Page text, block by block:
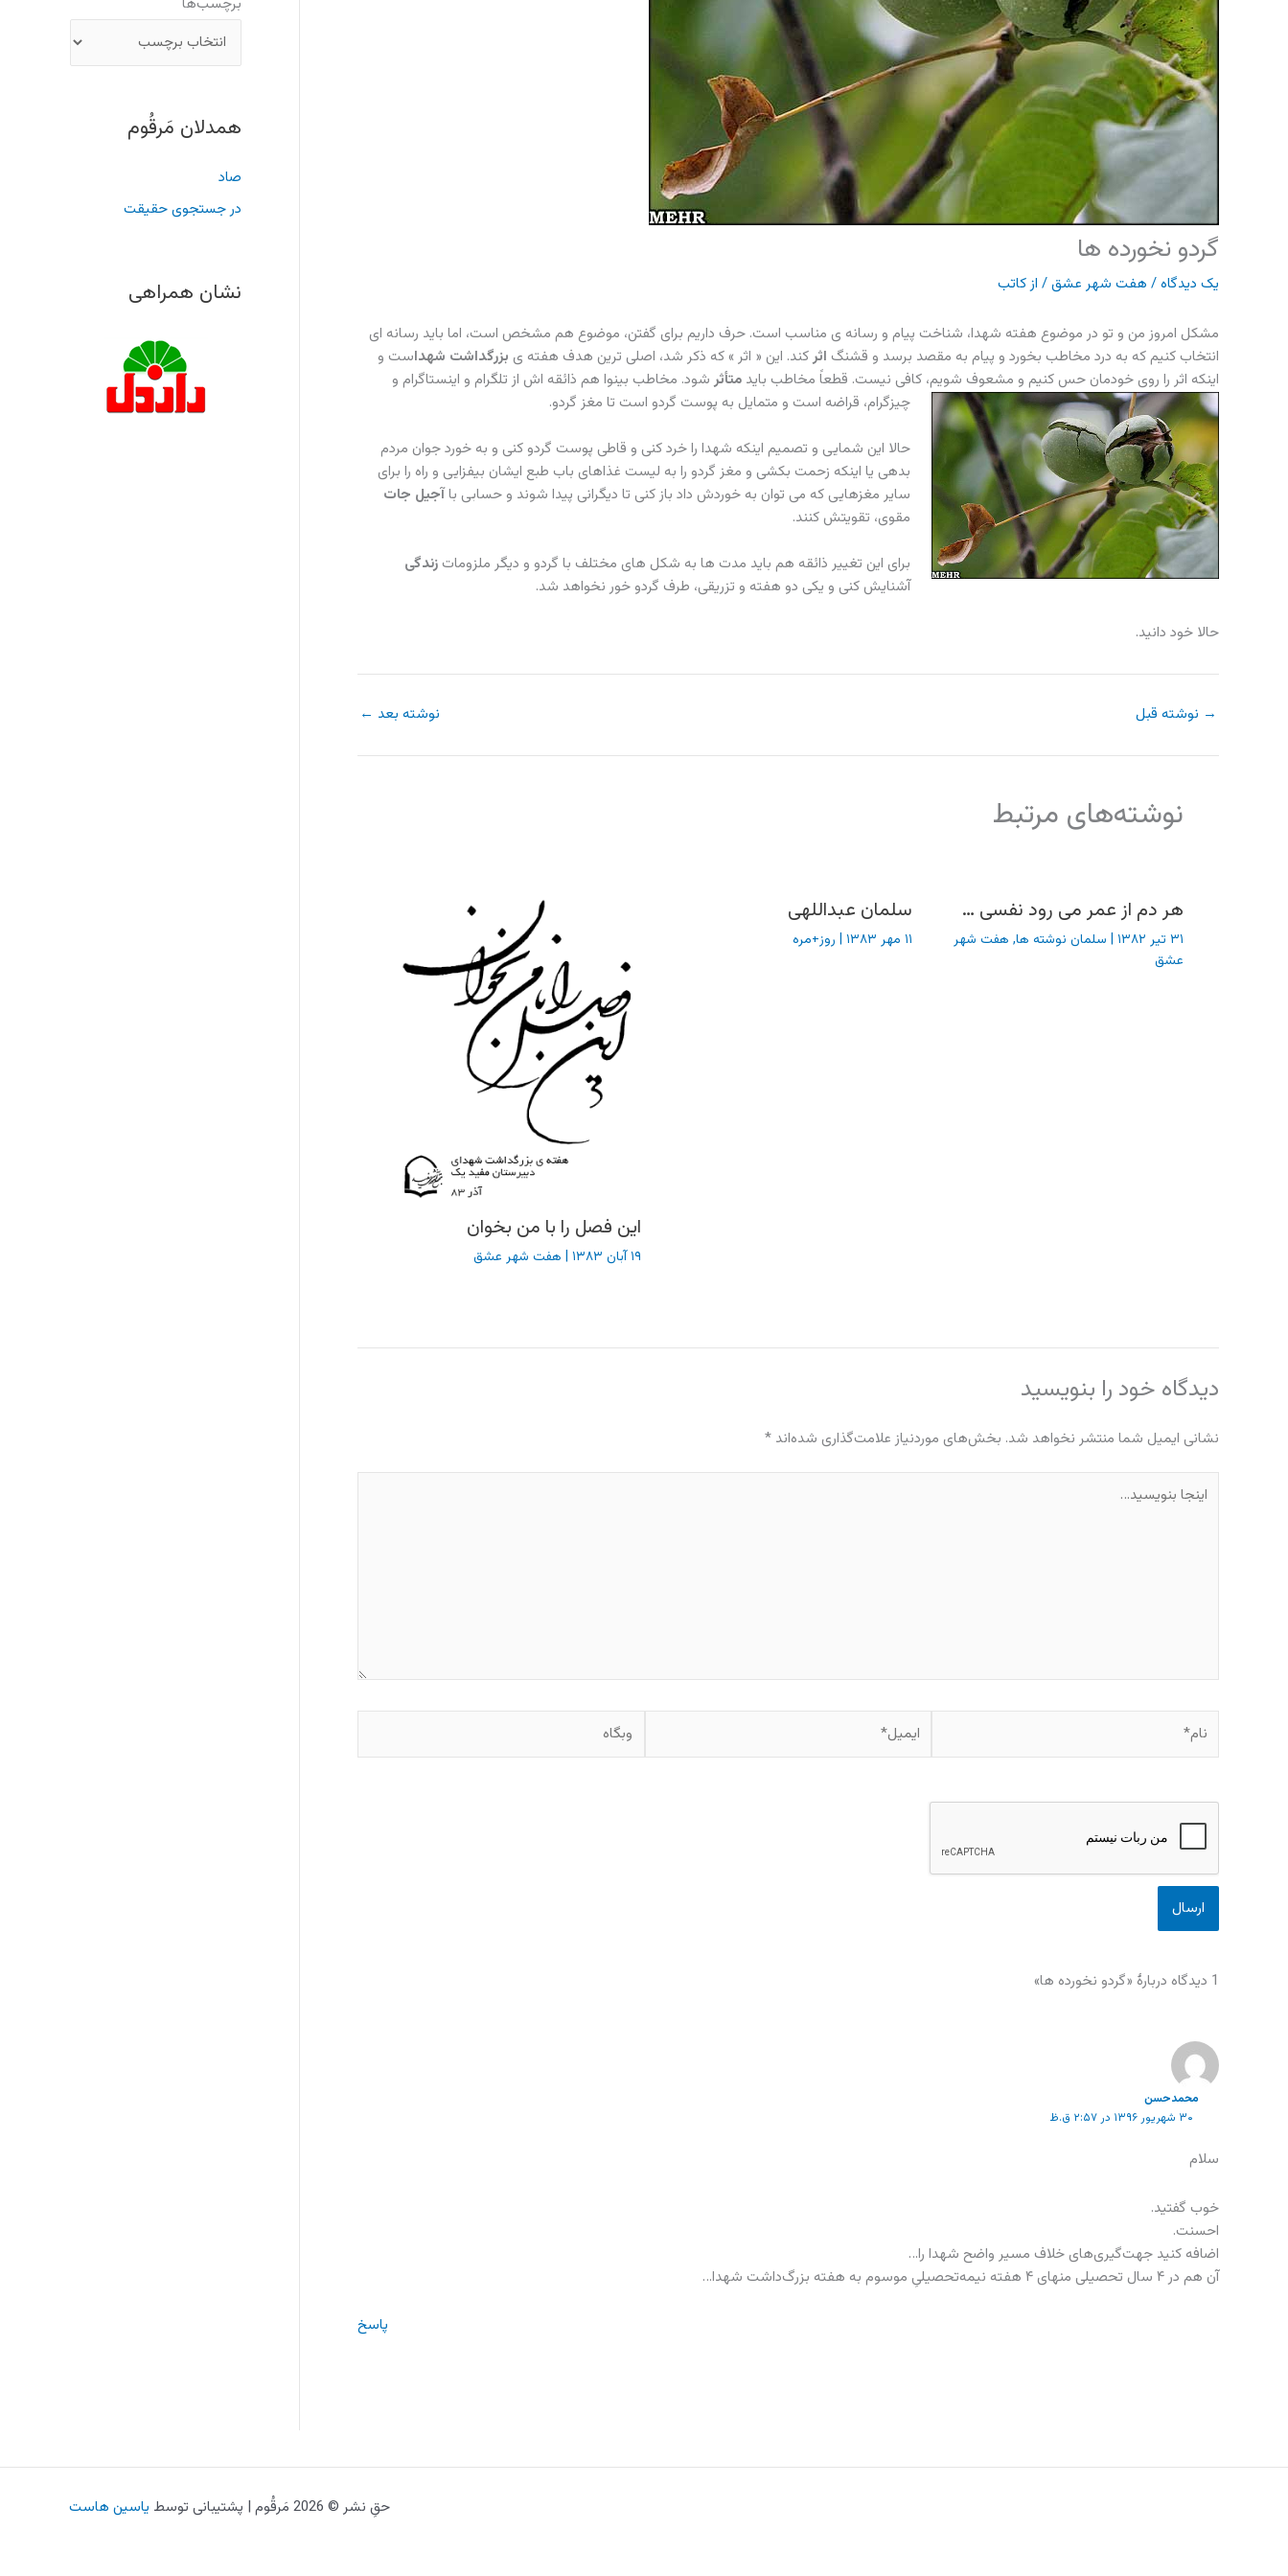
گردو نخورده ها
یک دیدگاه/ هفت شهر عشق/ ازکاتب
مشکل امروز من و تو در موضوع هفته شهدا، شناخت پیام و رسانه ی مناسب است. حرف داریم برای گفتن، موضوع هم مشخص است، اما باید رسانه ای
انتخاب کنیم که به درد مخاطب بخورد و پیام به مقصد برسد و قشنگ اثرکند. این « اثر » که ذکر شد، اصلی ترین هدف هفته ی بزرگداشت شهداست و
اینکه اثر را روی خودمان حس کنیم و مشعوف شویم، کافی نیست. قطعاً مخاطب باید متأثرشود. مخاطب بینوا هم ذائقه اش از تلگرام و اینستاگرام و
چیزگرام، قراضه است و متمایل به پوست گردو است تا مغز گردو.
حالا این شمایی و تصمیم اینکه شهدا را خرد کنی و قاطی پوست گردو کنی و به خورد جوان مردم
بدهی یا اینکه زحمت بکشی و مغز گردو را به لیست غذاهای باب طبع ایشان بیفزایی و راه را برای
سایر مغزهایی که می توان به خوردش داد باز کنی تا دیگرانی پیدا شوند و حسابی باآجیل جات
مقوی، تقویتش کنند.
برای این تغییر ذائقه هم باید مدت ها به شکل های مختلف با گردو و دیگر ملزوماتزندگی
آشنایش کنی و یکی دو هفته و تزریقی، طرف گردو خور نخواهد شد.
حالا خود دانید.
→ نوشته قبل نوشته بعد ←
نوشته‌های مرتبط
هر دم از عمر می رود نفسی …
۳۱ تیر ۱۳۸۲ | سلمان نوشته ها, هفت شهر
عشق
سلمان عبداللهی
۱۱ مهر ۱۳۸۳ | روز+مره
این فصل را با من بخوان
۱۹ آبان ۱۳۸۳ | هفت شهر عشق
دیدگاه‌ خود را بنویسید
نشانی ایمیل شما منتشر نخواهد شد. بخش‌های موردنیاز علامت‌گذاری شده‌اند *
بنویسید…
وبگاه
1 دیدگاه دربارهٔ «گردو نخورده ها»
محمدحسن
۳۰ شهریور ۱۳۹۶ در ۲:۵۷ ق.ظ
سلام
خوب گفتید.
احسنت.
اضافه کنید جهت‌گیری‌های خلاف مسیر واضح شهدا را…
آن هم در ۴ سال تحصیلی منهای ۴ هفته نیمه‌تحصیلیِ موسوم به هفته بزرگ‌داشت شهدا…
پاسخ
همدلان مَرقُوم
صاد
در جستجوی حقیقت
نشان همراهی
حقِ نشر © 2026 مَرقُوم | پشتیبانی توسط یاسین هاست